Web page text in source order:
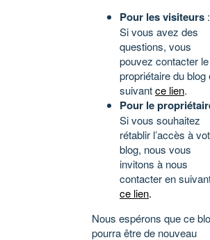
Pour les visiteurs :
Si vous avez des
questions, vous
pouvez contacter le
propriétaire du blog
suivantce lien.
Pour le
Si vous souhaitez
rétablir l’accès à
blog, nous vous
invitons à nous
contacter en
ce lien.
Nous espérons que ce
pourra être de nouveau